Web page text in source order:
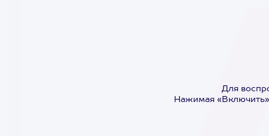
Для
Нажимая